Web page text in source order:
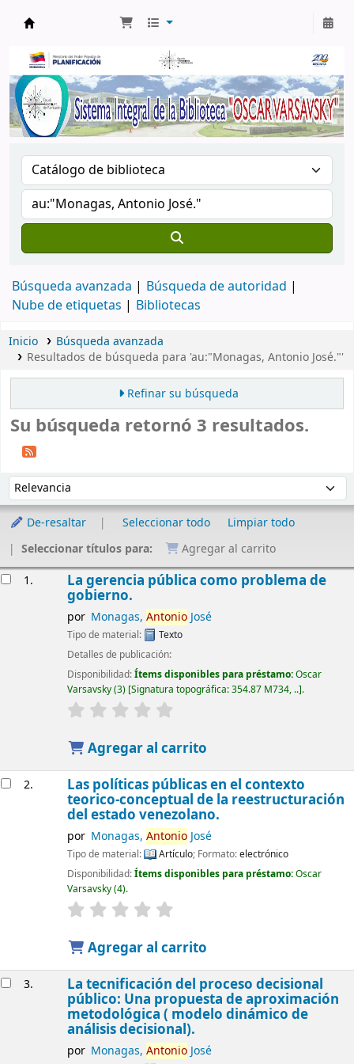
Búsqueda avanzada
Búsqueda de autoridad
Nube de etiquetas
Bibliotecas
Inicio
Búsqueda avanzada
Resultados de búsqueda para 'au:"Monagas, Antonio José."'
Refinar su búsqueda
Su búsqueda retornó 3 resultados.
Ordenar por:
De-resaltar Seleccionar todo
Limpiar todo
Seleccionar títulos para:
Agregar al carrito
1. La gerencia pública como problema de
gobierno.
por Monagas, AntonioJosé
Tipo de material:
Texto
Detalles de publicación:
Disponibilidad:Ítems disponibles para préstamo:Oscar
Varsavsky(3) Signatura topográfica:354.87 M734, .. .
Agregar al carrito
2. Las políticas públicas en el contexto
teorico-conceptual de la reestructuración
del estado venezolano.
por Monagas, AntonioJosé
Tipo de material: Artículo; Formato:electrónico
Disponibilidad:Ítems disponibles para préstamo:Oscar
Varsavsky(4).
Agregar al carrito
3. La tecnificación del proceso decisional
público: Una propuesta de aproximación
metodológica ( modelo dinámico de
análisis decisional).
por Monagas, AntonioJosé